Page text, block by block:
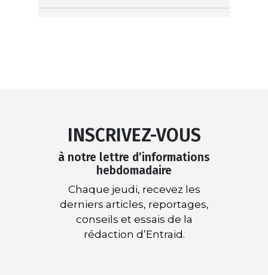
INSCRIVEZ-VOUS
à notre lettre d’informations
hebdomadaire
Chaque jeudi, recevez les
derniers articles, reportages,
conseils et essais de la
rédaction d’Entraid.